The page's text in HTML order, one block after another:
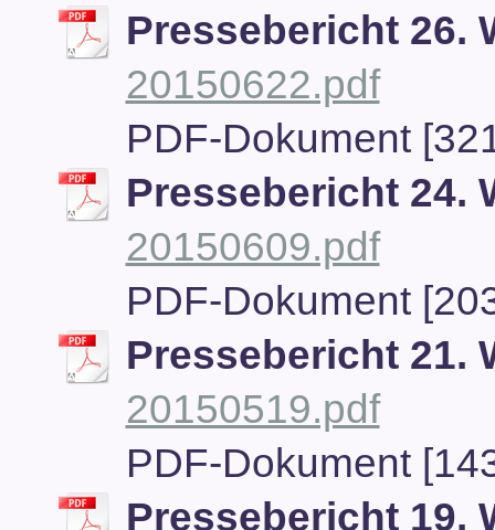
Pressebericht 26.
20150622.pdf
PDF-Dokument
Pressebericht 24.
20150609.pdf
PDF-Dokument
Pressebericht 21.
20150519.pdf
PDF-Dokument
Pressebericht 19.